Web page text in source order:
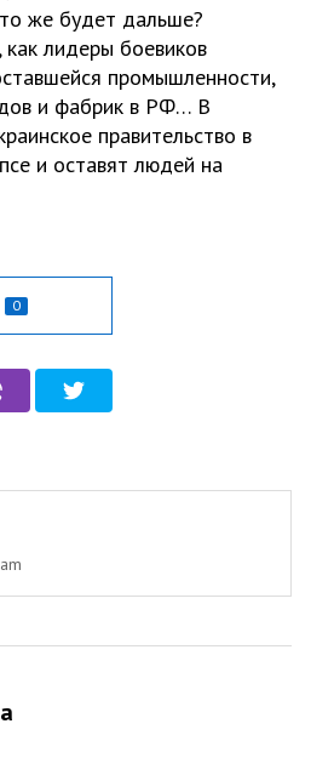
же будет дальше?
как лидеры боевиков
промышленности,
и фабрик в РФ… В
правительство в
и оставят людей на
0